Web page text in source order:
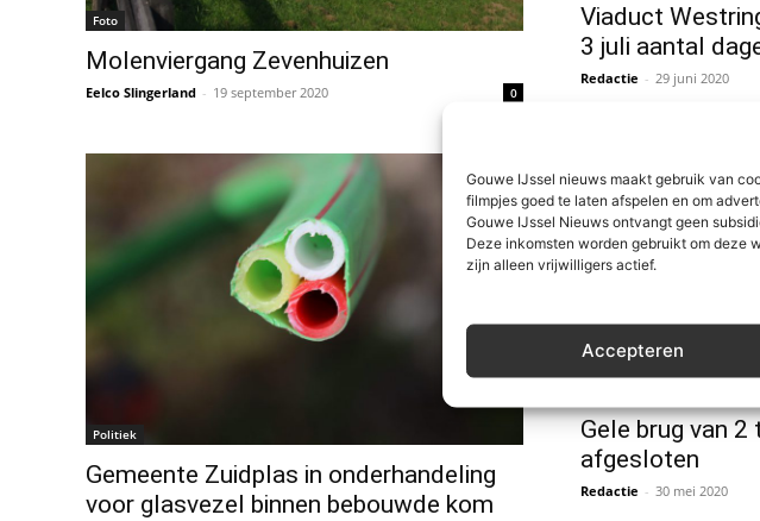
Gouwe IJssel nieuws maakt gebruik van
filmpjes goed te laten afspelen en om
Gouwe IJssel Nieuws ontvangt geen
Deze inkomsten worden gebruikt om deze
zijn alleen vrijwilligers actief.
Accepteren
Foto
Molenviergang Zevenhuizen
Eelco Slingerland - 19 september 2020 0
Viaduct
3 juli aantal
Redactie - 29 juni 2020
Politiek
Gemeente Zuidplas in onderhandeling
voor glasvezel binnen bebouwde kom
Gele brug van
afgesloten
Redactie - 30 mei 2020